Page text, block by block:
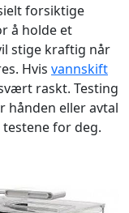
forsiktige
å holde et
stige kraftig når
Hvis vannskift
raskt. Testing
hånden eller avtal
for deg.